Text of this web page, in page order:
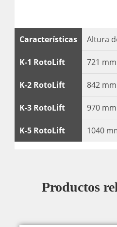
Características
K-1 RotoLift
K-2 RotoLift
K-3 RotoLift
K-5 RotoLift
Altura
721 mm
842 mm
970 mm
1040
Productos